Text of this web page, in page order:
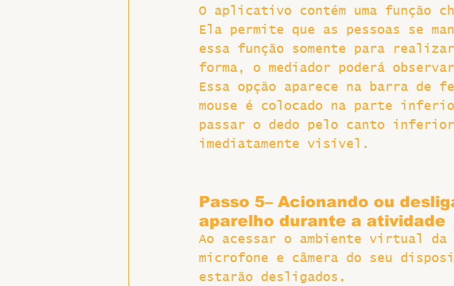
O aplicativo contém uma função
Ela permite que as pessoas se
essa função somente para
forma, o mediador poderá
Essa opção aparece na barra de
mouse é colocado na parte
passar o dedo pelo canto
imediatamente visível.
Passo 5– Acionando ou
aparelho durante a atividade
Ao acessar o ambiente virtual
microfone e câmera do seu
estarão desligados.